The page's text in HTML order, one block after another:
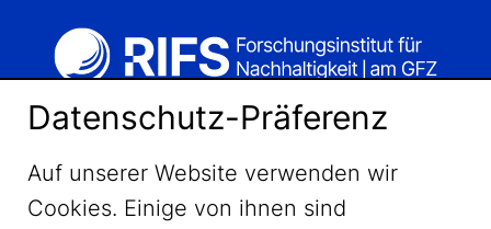
Datenschutz-Präferenz
Auf unserer Website verwenden wir
Cookies. Einige von ihnen sind